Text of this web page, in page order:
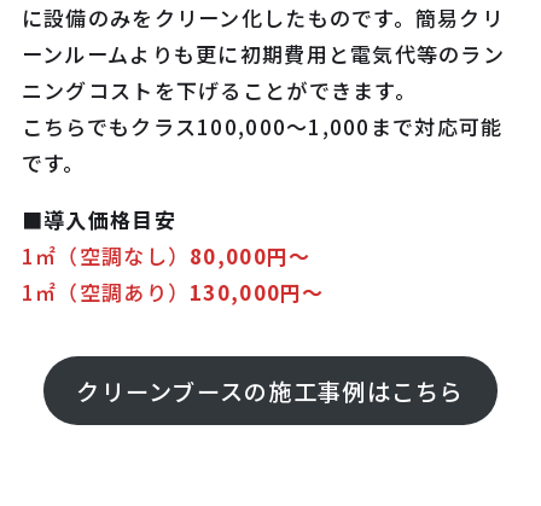
に設備のみをクリーン化したものです。簡易クリ
ーンルームよりも更に初期費用と電気代等のラン
ニングコストを下げることができます。
こちらでもクラス100,000～1,000まで対応可能
です。
■導入価格目安
1㎡（空調なし） 80,000円～
1㎡（空調あり） 130,000円～
クリーンブースの施工事例はこちら